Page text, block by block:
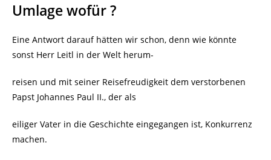
Umlage wofür ?
Eine Antwort darauf hätten wir schon, denn wie könnte
sonst Herr Leitl in der Welt herum-
reisen und mit seiner Reisefreudigkeit dem verstorbenen
Papst Johannes Paul II., der als
eiliger Vater in die Geschichte eingegangen ist, Konkurrenz
machen.